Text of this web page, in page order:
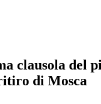
clausola del
di Mosca